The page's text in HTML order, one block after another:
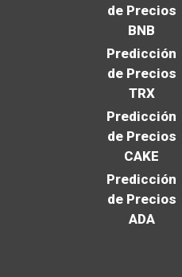
de Precios
BNB
Predicción
de Precios
TRX
Predicción
de Precios
CAKE
Predicción
de Precios
ADA